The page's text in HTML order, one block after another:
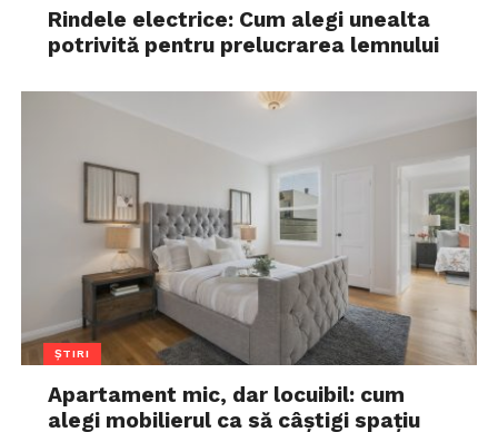
Rindele electrice: Cum alegi unealta
potrivită pentru prelucrarea lemnului
ȘTIRI
Apartament mic, dar locuibil: cum
alegi mobilierul ca să câștigi spațiu